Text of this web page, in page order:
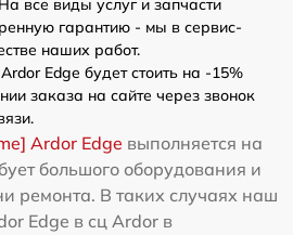
все виды услуг и запчасти
гарантию - мы в сервис-
наших работ.
Edge будет стоить на -15%
заказа на сайте через звонок
Ardor Edge выполняется на
большого оборудования и
ремонта. В таких случаях наш
Edge в сц Ardor в